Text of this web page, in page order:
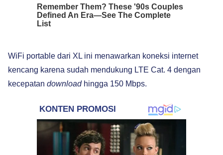
WiFi portable dari XL ini menawarkan koneksi internet
kencang karena sudah mendukung LTE Cat. 4 dengan
kecepatan downloadhingga 150 Mbps.